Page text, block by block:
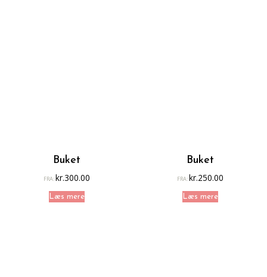
Buket
FRA:kr.300.00
Læs mere
Buket
FRA:kr.250.00
Læs mere